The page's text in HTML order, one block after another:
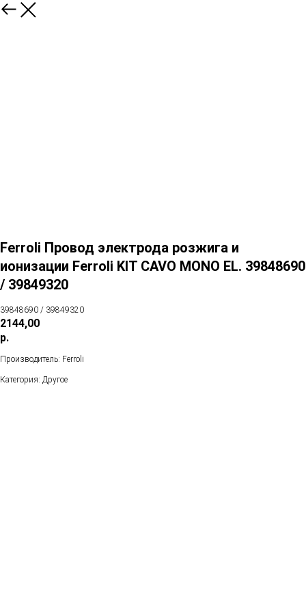
Ferroli Провод электрода розжига и
ионизации Ferroli KIT CAVO MONO EL. 39848690
/ 39849320
39848690 / 39849320
2144,00
р.
Производитель: Ferroli
Категория: Другое